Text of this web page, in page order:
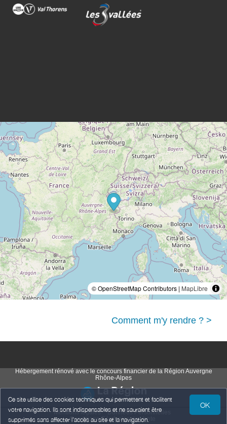
Ce site utilise des cookies techniques qui permettent et facilitent
votre navigation. Ils sont indispensables et ne sauraient être
supprimés sans affecter l’accès au site et la navigation.
OK
© OpenStreetMap Contributors | MapLibre
Comment m'y rendre ? >
Hébergement rénové avec le concours financier de la Région Auvergne
Rhône-Alpes
Mentions légales
Données Personnelles
Conditions Générales de Vente